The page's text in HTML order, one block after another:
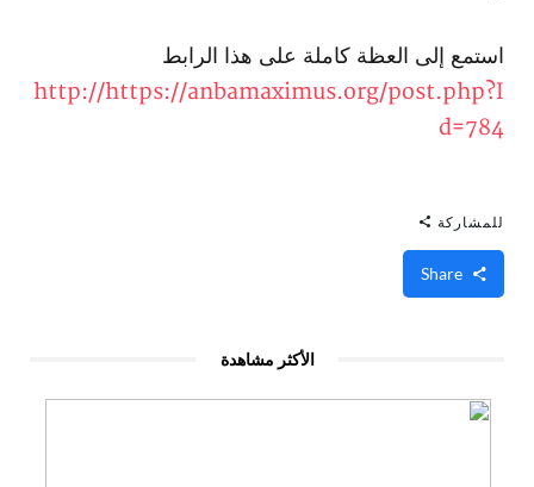
استمع إلى العظة كاملة على هذا الرابط
http://​https://anbamaximus.org/post.php?I
d=784
للمشاركة
الأكثر مشاهدة